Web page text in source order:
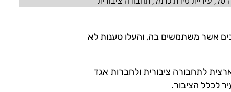
אשר משתמשים בה, והעלו טענות לא
לתחבורה ציבורית ולחברות אגד
לכלל הציבור.